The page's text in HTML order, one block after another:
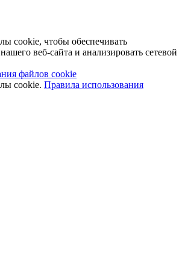
cookie, чтобы обеспечивать
веб-сайта и анализировать сетевой
файлов cookie
cookie. Правила использования